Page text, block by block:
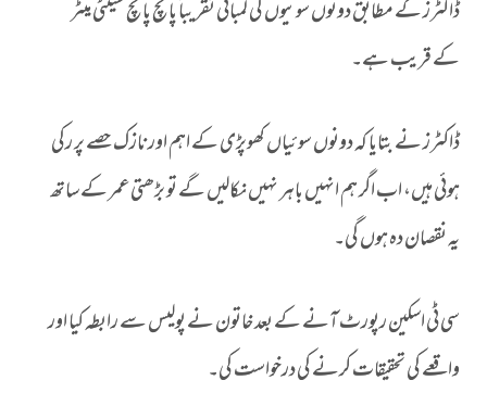
ڈاکٹرز کے مطابق دونوں سوئیوں کی لمبائی تقریباً پانچ پانچ سینٹی میٹر
کے قریب ہے۔
ڈاکٹرز نے بتایا کہ دونوں سوئیاں کھوپڑی کے اہم اور نازک حصے پر رکی
ہوئی ہیں، اب اگر ہم انہیں باہر نہیں نکالیں گے تو بڑھتی عمر کے ساتھ
یہ نقصان دہ ہوں گی۔
سی ٹی اسکین رپورٹ آنے کے بعد خاتون نے پولیس سے رابطہ کیا اور
واقعے کی تحقیقات کرنے کی درخواست کی۔